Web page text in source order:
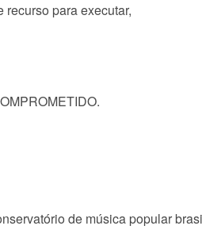
para executar,
de música popular